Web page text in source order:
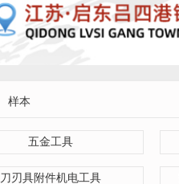
样本
五金工具
刀刃具附件机电工具